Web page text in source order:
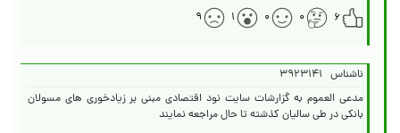
۶
۰ ۰ ۱ ۹
ناشناس ۳۹۲۳۱۴۱
مدعی العموم به گزارشات سایت نود اقتصادی مبنی بر زیادخوری های مسولان
بانکی در طی سالیان کذشته تا حال مراجعه نمایند